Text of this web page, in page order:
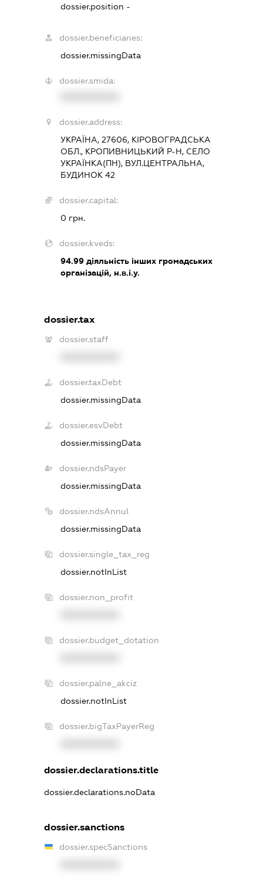
dossier.position -
dossier.beneficiaries:
dossier.missingData
dossier.smida:
dossier.address:
УКРАЇНА, 27606, КІРОВОГРАДСЬКА
ОБЛ., КРОПИВНИЦЬКИЙ Р-Н, СЕЛО
УКРАЇНКА(ПН), ВУЛ.ЦЕНТРАЛЬНА,
БУДИНОК 42
dossier.capital:
0 грн.
dossier.kveds:
94.99діяльність інших громадських
організацій, н.в.і.у.
dossier.tax
dossier.staff
dossier.taxDebt
dossier.missingData
dossier.esvDebt
dossier.missingData
dossier.ndsPayer
dossier.missingData
dossier.ndsAnnul
dossier.missingData
dossier.single_tax_reg
dossier.notInList
dossier.non_profit
dossier.budget_dotation
dossier.palne_akciz
dossier.notInList
dossier.bigTaxPayerReg
dossier.declarations.title
dossier.declarations.noData
dossier.sanctions
dossier.specSanctions